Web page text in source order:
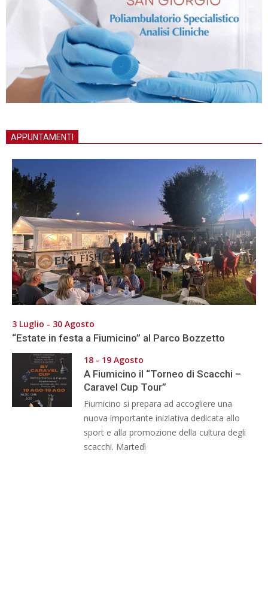
APPUNTAMENTI
3 Luglio - 30 Agosto
“Estate in festa a Fiumicino” al Parco Bozzetto
18 - 19 Agosto
A Fiumicino il “Torneo di Scacchi –
Caravel Cup Tour”
Fiumicino si prepara ad accogliere una
nuova importante iniziativa dedicata allo
sport e alla promozione della cultura degli
scacchi. Martedì